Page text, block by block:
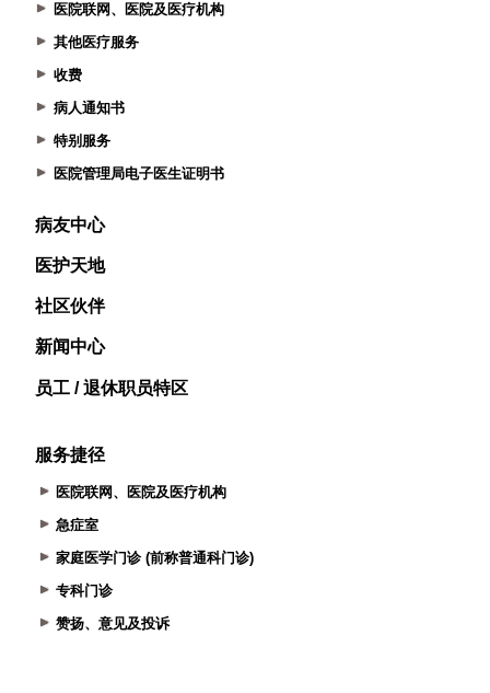
医院联网、医院及医疗机构
其他医疗服务
收费
病人通知书
特别服务
医院管理局电子医生证明书
病友中心
医护天地
社区伙伴
新闻中心
员工 / 退休职员特区
服务捷径
医院联网、医院及医疗机构
急症室
家庭医学门诊 (前称普通科门诊)
专科门诊
赞扬、意见及投诉